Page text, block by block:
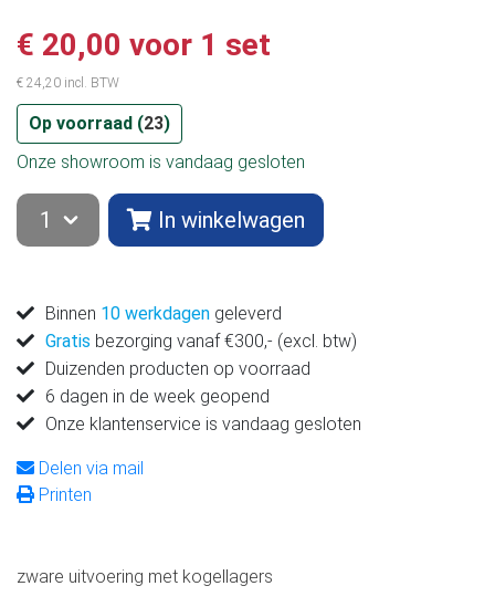
€ 20,00 voor 1 set
€ 24,20 incl. BTW
Op voorraad (23)
Onze showroom is vandaag gesloten
In winkelwagen
Binnen 10 werkdagen geleverd
Gratis bezorging vanaf €300,- (excl. btw)
Duizenden producten op voorraad
6 dagen in de week geopend
Onze klantenservice is vandaag gesloten
Delen via mail
Printen
zware uitvoering met kogellagers